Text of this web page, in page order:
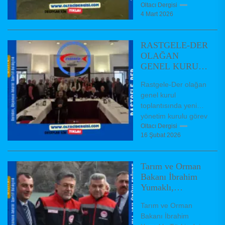
küçülerek geçen yıl
20 kilometrekareye
Oltacı Dergisi
4 Mart 2026
RASTGELE-DER
OLAĞAN
GENEL KURUL
GERÇEKLEŞTİ
Rastgele-Der olağan
genel kurul
toplantısında yeni
yönetim kurulu görev
dağıiımı
Federasyonumuz
kurulmuş bulunan
Rastgelebalıkçı...
Oltacı Dergisi
16 Şubat 2026
Tarım ve Orman
Bakanı İbrahim
Yumaklı,
2025’te su ürünleri
ihracatı 2,3 milyar
Tarım ve Orman
Bakanı İbrahim